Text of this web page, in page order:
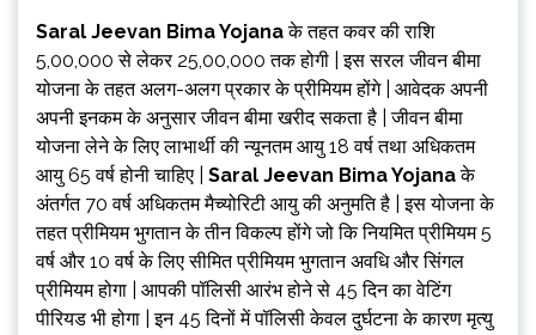
Saral Jeevan Bima Yojanaके तहत कवर की राशि
₹5,00,000 से लेकर ₹25,00,000 तक होगी | इस सरल जीवन बीमा
योजना के तहत अलग-अलग प्रकार के प्रीमियम होंगे | आवेदक अपनी
अपनी इनकम के अनुसार जीवन बीमा खरीद सकता है | जीवन बीमा
योजना लेने के लिए लाभार्थी की न्यूनतम आयु 18 वर्ष तथा अधिकतम
आयु 65 वर्ष होनी चाहिए | Saral Jeevan Bima Yojanaके
अंतर्गत 70 वर्ष अधिकतम मैच्योरिटी आयु की अनुमति है | इस योजना के
तहत प्रीमियम भुगतान के तीन विकल्प होंगे जो कि नियमित प्रीमियम 5
वर्ष और 10 वर्ष के लिए सीमित प्रीमियम भुगतान अवधि और सिंगल
प्रीमियम होगा | आपकी पॉलिसी आरंभ होने से 45 दिन का वेटिंग
पीरियड भी होगा | इन 45 दिनों में पॉलिसी केवल दुर्घटना के कारण मृत्यु